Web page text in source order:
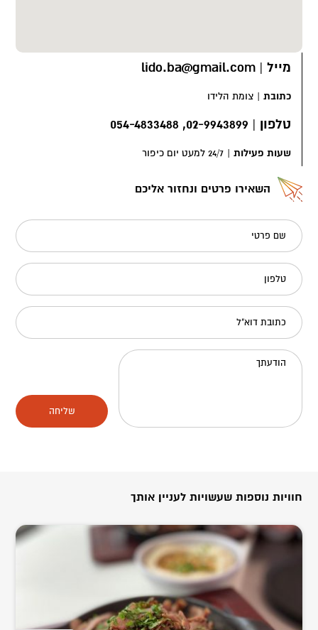
מייל |
lido.ba@gmail.com
כתובת | צומת הלידו
טלפון |
02-9943899, 054-4833488
שעות פעילות | 24/7 למעט יום כיפור
השאירו פרטים ונחזור אליכם
שם פרטי
טלפון
כתובת דוא"ל
הודעתך
שליחה
חוויות נוספות שעשויות לעניין אותך